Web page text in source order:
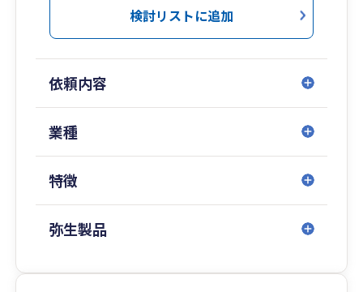
■私たちが選ばれる理由
企業のライフサイクルに応じて必要となる税
務・財務体制は変化します。
私たちは各段階で求められる支援を見極め、柔
コストを抑えつつ、中長期的な視点での体制構築
➥無理なコスト負担を強いるのではなく、中小企
業が持続的に発展できるよう、
検討リストに追加
依頼内容
業種
特徴
弥生製品